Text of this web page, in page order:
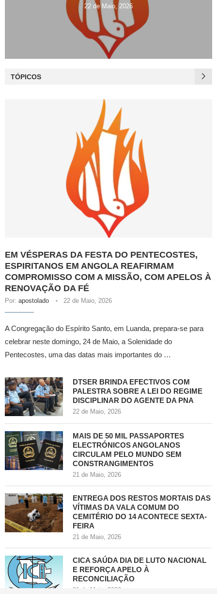
22 de Maio, 2026
TÓPICOS
EM VÉSPERAS DA FESTA DO PENTECOSTES,
ESPIRITANOS EM ANGOLA REAFIRMAM
COMPROMISSO COM A MISSÃO, COM APELOS À
RENOVAÇÃO DA FÉ
Por: apostolado 22 de Maio, 2026
A Congregação do Espírito Santo, em Luanda, prepara-se para
celebrar neste domingo, 24 de Maio, a Solenidade do
Pentecostes, uma das datas mais importantes do …
DTSER BRINDA EFECTIVOS COM
PALESTRA SOBRE A LEI DO REGIME
DISCIPLINAR DO AGENTE DA PNA
22 de Maio, 2026
MAIS DE 50 MIL PASSAPORTES
ELECTRÓNICOS ANGOLANOS
CIRCULAM PELO MUNDO SEM
CONSTRANGIMENTOS
21 de Maio, 2026
ENTREGA DOS RESTOS MORTAIS DAS
VÍTIMAS DA VALA COMUM DO
CEMITÉRIO DO 14 ACONTECE SEXTA-
FEIRA
21 de Maio, 2026
CICA SAÚDA DIA DE LUTO NACIONAL
E REFORÇA APELO À
RECONCILIAÇÃO
21 de Maio, 2026